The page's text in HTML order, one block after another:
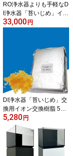
RO浄水器よりも手軽なD
I浄水器「苔いじめ」イオ
ン交換樹脂10L充填! 苔対
33,000円
DI浄水器「苔いじめ」交
換用イオン交換樹脂 5L !
苔対策 観賞魚用浄水器(t
189
5,280円